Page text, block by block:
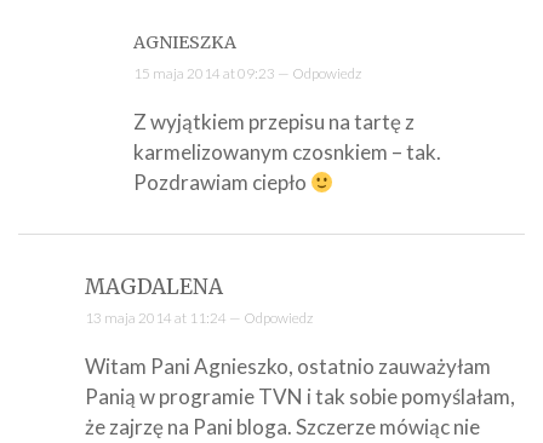
AGNIESZKA
15 maja 2014 at 09:23 — Odpowiedz
Z wyjątkiem przepisu na tartę z
karmelizowanym czosnkiem – tak.
Pozdrawiam ciepło
MAGDALENA
13 maja 2014 at 11:24 — Odpowiedz
Witam Pani Agnieszko, ostatnio zauważyłam
Panią w programie TVN i tak sobie pomyślałam,
że zajrzę na Pani bloga. Szczerze mówiąc nie